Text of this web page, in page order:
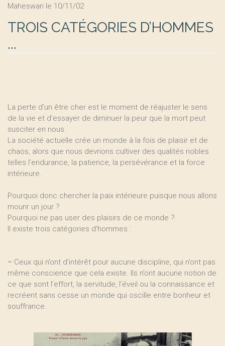
Maheswari le 10/11/02
TROIS CATÉGORIES D’HOMMES
...
La perte d’un être cher est le moment de réajuster le sens
de la vie et d’essayer de diminuer la peur que la mort peut
susciter en nous.
La société actuelle crée un monde à la fois de plaisir et de
chaos, alors que nous devrions cultiver des qualités nobles
telles l’endurance, la patience, la persévérance et la force
intérieure.
Pourquoi donc chercher la paix intérieure puisque nous allons
mourir un jour ?
Pourquoi ne pas user des plaisirs de ce monde ?
Il existe trois catégories d’hommes :
– Ceux qui n’ont d’intérêt pour aucune discipline, qui n’ont pas
même conscience que cela existe. Ils n’ont aucune notion de
ce que sont l’effort, la servitude, l’éveil ou la connaissance et
recréent sans cesse un monde qui oscille entre bonheur et
souffrance.